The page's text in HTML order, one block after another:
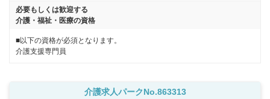
必要もしくは歓迎する
介護・福祉・医療の資格
■以下の資格が必須となります。
介護支援専門員
介護求人パークNo.863313